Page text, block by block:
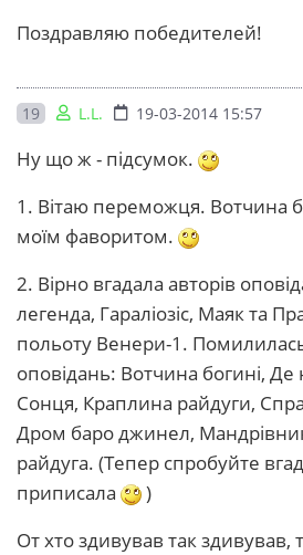
Поздравляю победителей!
19 L.L. 19-03-2014 15:57
Ну що ж - підсумок.
1. Вітаю переможця. Вотчина
моїм фаворитом.
2. Вірно вгадала авторів
легенда, Гараліозіс, Маяк та
польоту Венери-1.
оповідань: Вотчина богині,
Сонця, Краплина райдуги,
Дром баро джинел,
райдуга. (Тепер спробуйте
приписала
)
От хто здивував так здивував,